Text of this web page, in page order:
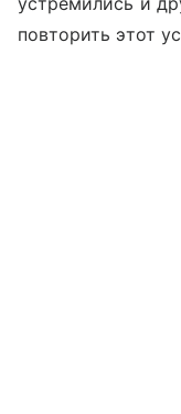
повторить этот